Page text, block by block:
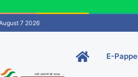
7 2026
Home-
E-